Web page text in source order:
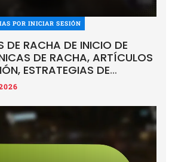
POR INICIAR SESIÓN
DE RACHA DE INICIO DE
DE RACHA, ARTÍCULOS
ESTRATEGIAS DE